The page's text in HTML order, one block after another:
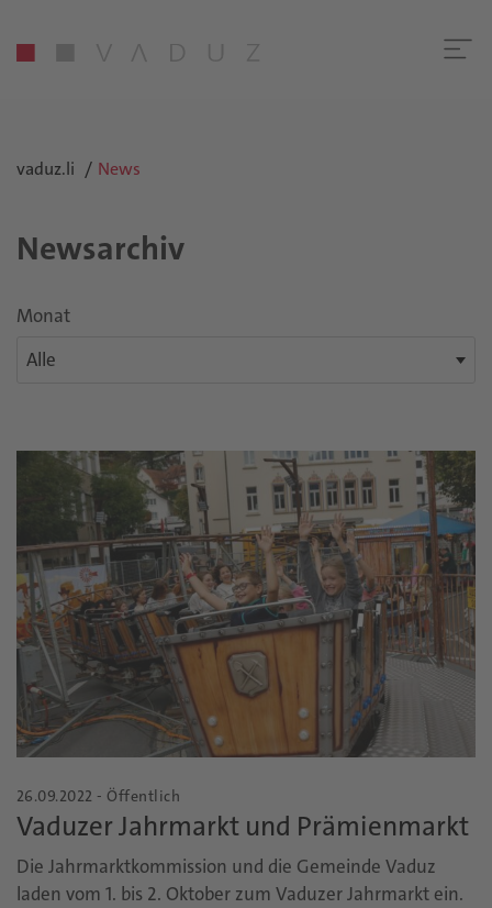
vaduz.li News
Newsarchiv
Monat
26.09.2022 - Öffentlich
Vaduzer Jahrmarkt und Prämienmarkt
Die Jahrmarktkommission und die Gemeinde Vaduz
laden vom 1. bis 2. Oktober zum Vaduzer Jahrmarkt ein.